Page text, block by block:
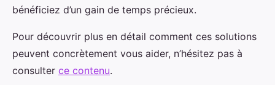
bénéficiez d’un gain de temps précieux.
Pour découvrir plus en détail comment ces solutions
peuvent concrètement vous aider, n’hésitez pas à
consulter ce contenu.